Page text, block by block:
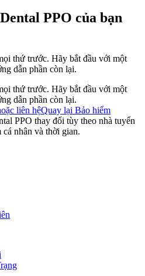
PPO của bạn
thứ trước. Hãy bắt đầu với một
dẫn phần còn lại.
thứ trước. Hãy bắt đầu với một
dẫn phần còn lại.
liên hệQuay lại Bảo hiểm
PPO thay đổi tùy theo nhà tuyển
cá nhân và thời gian.